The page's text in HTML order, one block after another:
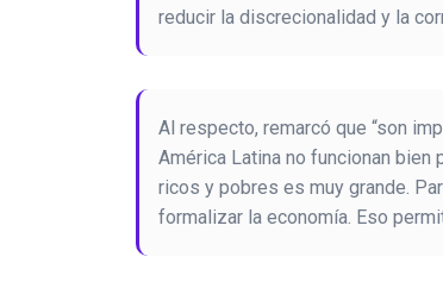
reducir la discrecionalidad y la
Al respecto, remarcó que “son
América Latina no funcionan
ricos y pobres es muy grande.
formalizar la economía. Eso